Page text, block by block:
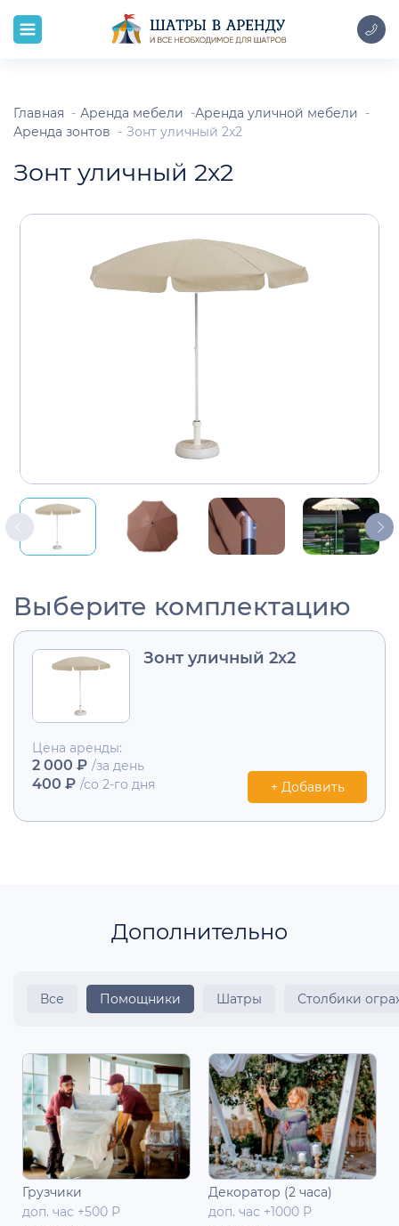
Главная Аренда мебели
Аренда уличной мебели
Аренда зонтов
Зонт уличный 2x2
Зонт уличный 2x2
Выберите комплектацию
Зонт уличный 2x2
Цена аренды:
2 000 ₽ /за день
400 ₽ /со 2-го дня + Добавить
Дополнительно
Все Помощники Шатры Столбики
Грузчики
доп. час +500 Р
Декоратор (2 часа)
доп. час +1000 Р